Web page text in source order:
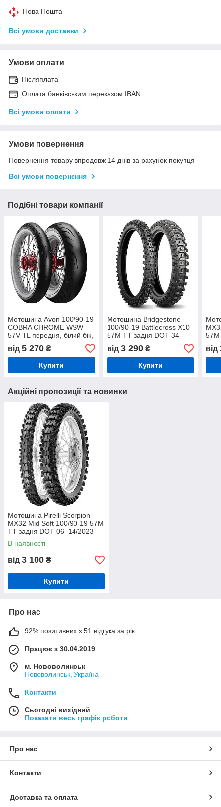
Нова Пошта
Всі умови доставки
Умови оплати
Післяплата
Оплата банківським переказом IBAN
Всі умови оплати
Умови повернення
Повернення товару впродовж 14 днів за рахунок покупця
Всі умови повернення
Подібні товари компанії
Мотошина Avon 100/90-19
COBRA CHROME WSW
57V TL передня, білий бік,
DOT 16–35/2023
(2120011)
від 5 270 ₴
Купити
Мотошина Bridgestone
100/90-19 Battlecross X10
57M TT задня DOT 34–
35/2024
від 3 290₴
Купити
57M
14/
від
Акційні пропозиції та новинки
Мотошина Pirelli Scorpion
MX32 Mid Soft 100/90-19 57M
TT задня DOT 06–14/2023
В наявності
від 3 100 ₴
Купити
Про нас
92% позитивних з 51 відгука за рік
Працює з 30.04.2019
м. Нововолинськ
Нововолинськ, Україна
Контакти
Сьогодні вихідний
Показати весь графік роботи
Про нас
Контакти
Доставка та оплата